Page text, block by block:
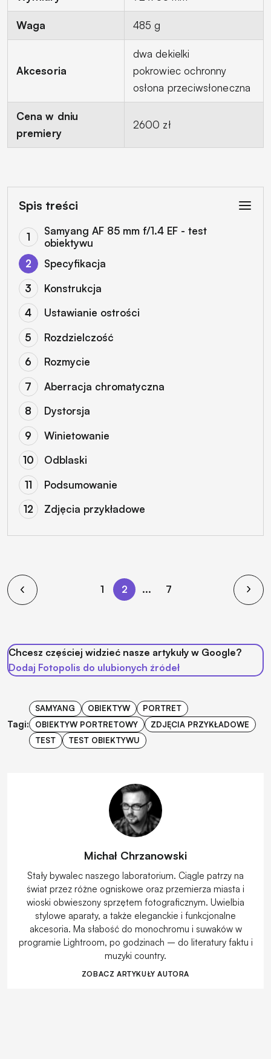
Waga 485 g
Akcesoria
dwa dekielki
pokrowiec ochronny
osłona przeciwsłoneczna
Cena w dniu
premiery
2600 zł
Spis treści
Samyang AF 85 mm f/1.4 EF - test
obiektywu
Specyfikacja
Konstrukcja
Ustawianie ostrości
Rozdzielczość
Rozmycie
Aberracja chromatyczna
Dystorsja
Winietowanie
Odblaski
Podsumowanie
Zdjęcia przykładowe
1 2 ... 7
Chcesz częściej widzieć nasze artykuły w Google?
Dodaj Fotopolis do ulubionych źródeł
Tagi:
SAMYANG OBIEKTYW
PORTRET
OBIEKTYW PORTRETOWY
ZDJĘCIA PRZYKŁADOWE
TEST
TEST OBIEKTYWU
Michał Chrzanowski
Stały bywalec naszego laboratorium. Ciągle patrzy na
świat przez różne ogniskowe oraz przemierza miasta i
wioski obwieszony sprzętem fotograficznym. Uwielbia
stylowe aparaty, a także eleganckie i funkcjonalne
akcesoria. Ma słabość do monochromu i suwaków w
programie Lightroom, po godzinach – do literatury faktu i
muzyki country.
ZOBACZ ARTYKUŁY AUTORA